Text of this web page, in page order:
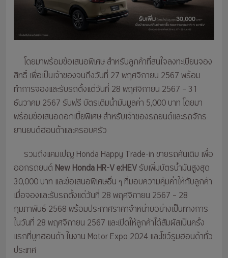
โดยมาพร้อมข้อเสนอพิเศษ สำหรับลูกค้าที่สนใจลงทะเบียนจอง
สิทธิ์ เพื่อเป็นเจ้าของจนถึงวันที่ 27 พฤศจิกายน 2567 พร้อม
ทำการจองและรับรถตั้งแต่วันที่ 28 พฤศจิกายน 2567 – 31
ธันวาคม 2567 รับฟรี บัตรเติมน้ำมันมูลค่า 5,000 บาท โดยมา
พร้อมข้อเสนอดอกเบี้ยพิเศษ สำหรับเจ้าของรถยนต์และรถจักร
ยานยนต์ฮอนด้าและครอบครัว
รวมถึงแคมเปญ Honda Happy Trade-in ขายรถคันเดิม เพื่อ
ออกรถยนต์ New Honda HR-V e:HEVรับเพิ่มบัตรน้ำมันสูงสุด
30,000 บาท และข้อเสนอพิเศษอื่น ๆ ที่มอบความคุ้มค่าให้กับลูกค้า
เมื่อจองและรับรถตั้งแต่วันที่ 28 พฤศจิกายน 2567 – 28
กุมภาพันธ์ 2568 พร้อมประกาศราคาจำหน่ายอย่างเป็นทางการ
ในวันที่ 28 พฤศจิกายน 2567 และเปิดให้ลูกค้าได้สัมผัสเป็นครั้ง
แรกที่บูทฮอนด้า ในงาน Motor Expo 2024 และโชว์รูมฮอนด้าทั่ว
ประเทศ